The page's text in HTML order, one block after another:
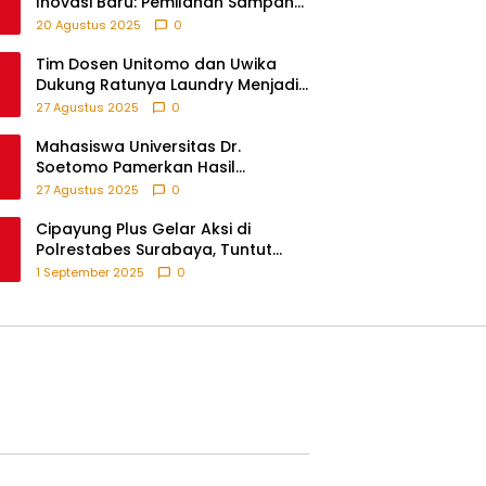
Sebelum Setor, Anak-anak Turut
Desa Tanjungsari Probolinggo
20 Agustus 2025 0
Tim Dosen Unitomo dan Uwika
Dukung Ratunya Laundry Menjadi
Contoh UMKM Berbasis Teknologi
27 Agustus 2025 0
Mahasiswa Universitas Dr.
Soetomo Pamerkan Hasil
Pengabdian melalui Expo KKN di
27 Agustus 2025 0
Cipayung Plus Gelar Aksi di
Polrestabes Surabaya, Tuntut
Keadilan atas Kematian
Demonstran
1 September 2025 0